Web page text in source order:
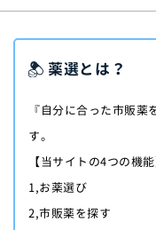
薬選とは？
『自分に合った市販
す。
【当サイトの4つの機能
1,お薬選び
2,市販薬を探す